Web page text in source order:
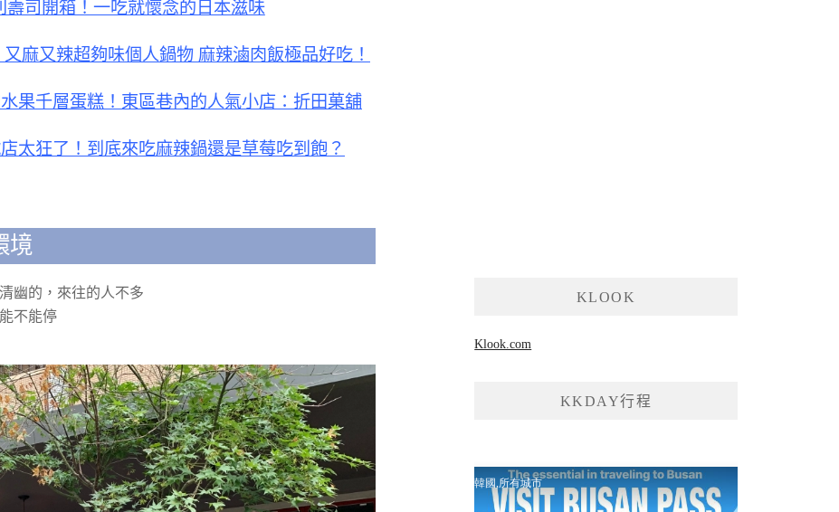
司開箱！一吃就懷念的日本滋味
麻又辣超夠味個人鍋物 麻辣滷肉飯極品好吃！
果千層蛋糕！東區巷內的人氣小店：折田菓舖
太狂了！到底來吃麻辣鍋還是草莓吃到飽？
境
幽的，來往的人不多
不能停
KLOOK
Klook.com
KKDAY行程